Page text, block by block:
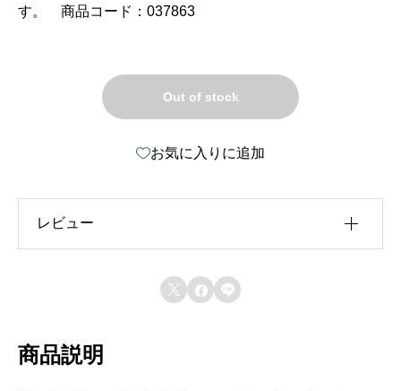
す。 商品コード：037863
Out of stock
お気に入りに追加
レビュー
レビュー投稿には、会員登録が必要です。
会員登録する
  
商品説明